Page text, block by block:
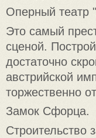
Оперный театр
Это самый
сценой.
достаточно
австрийской
торжественно
Замок Сфорца.
Строительство